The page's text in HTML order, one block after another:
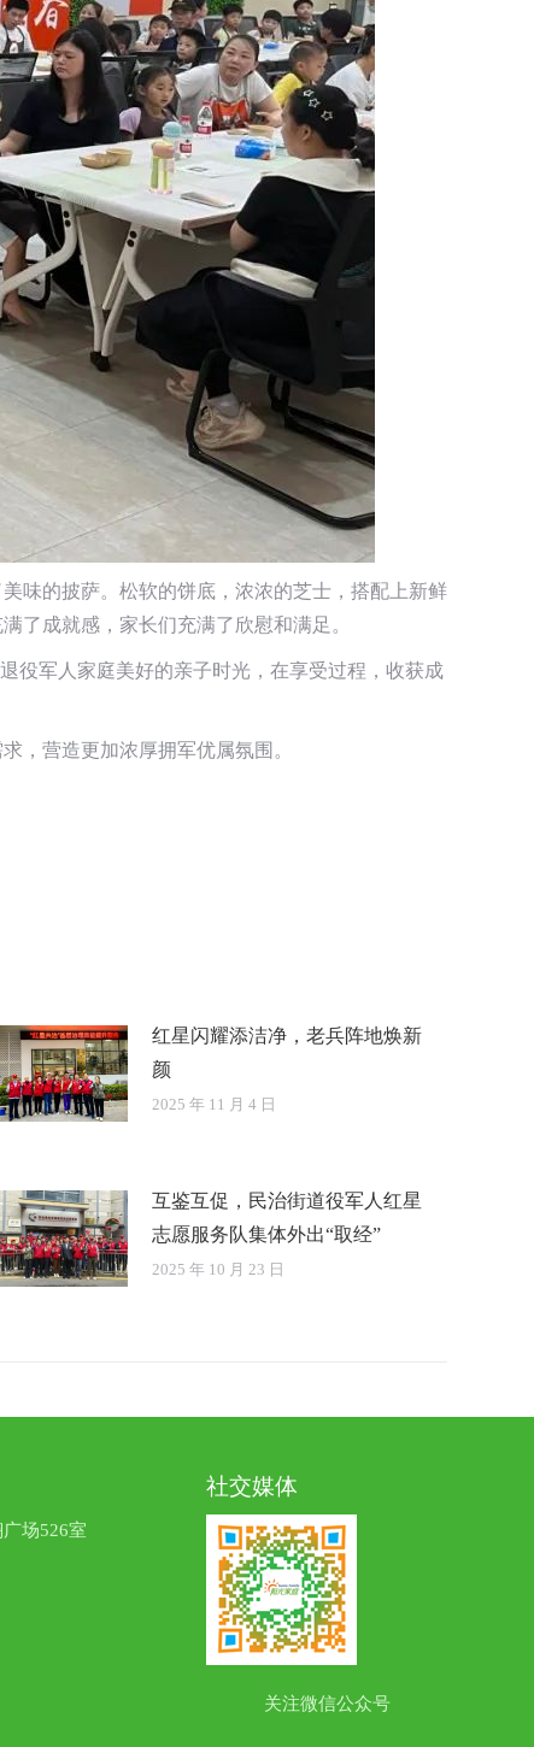
味的披萨。松软的饼底，浓浓的芝士，搭配上新鲜
了成就感，家长们充满了欣慰和满足。
役军人家庭美好的亲子时光，在享受过程，收获成
，营造更加浓厚拥军优属氛围。
红星闪耀添洁净，老兵阵地焕新
颜
2025 年 11 月 4 日
互鉴互促，民治街道役军人红星
志愿服务队集体外出“取经”
2025 年 10 月 23 日
场526室
社交媒体
关注微信公众号